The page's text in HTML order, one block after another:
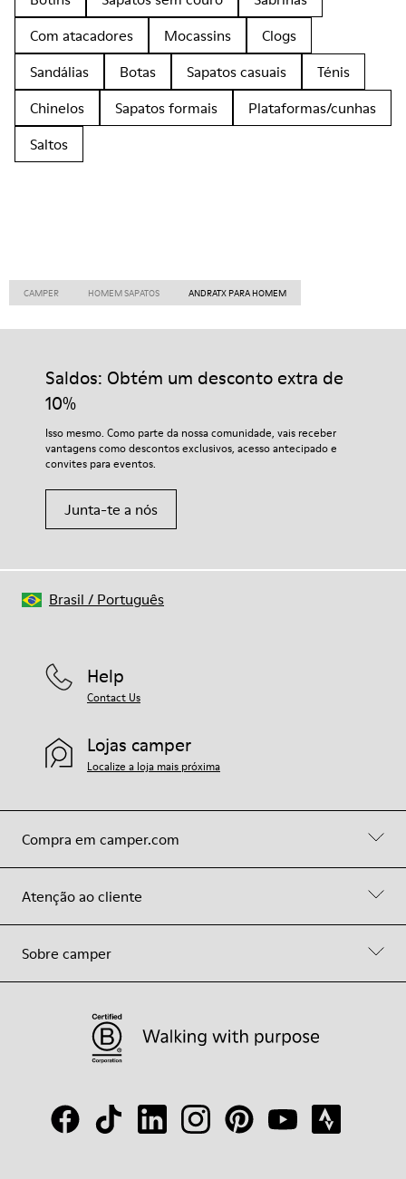
Com atacadores
Mocassins
Clogs
Sandálias
Botas Sapatos casuais
Ténis
Chinelos
Sapatos formais
Plataformas/cunhas
Saltos
CAMPER HOMEM SAPATOS ANDRATX PARA HOMEM
Saldos: Obtém um desconto extra de
10%
Isso mesmo. Como parte da nossa comunidade, vais receber
vantagens como descontos exclusivos, acesso antecipado e
convites para eventos.
Junta-te a nós
Compra em camper.com
Atenção ao cliente
Sobre camper
Help
Contact Us
Lojas camper
Localize a loja mais próxima
Brasil / Português